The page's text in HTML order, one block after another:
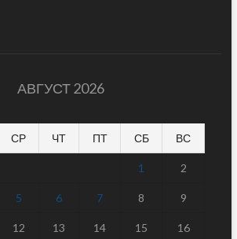
АВГУСТ 2026
СР ЧТ ПТ СБ ВС
1 2
5 6 7 8 9
12 13 14 15 16